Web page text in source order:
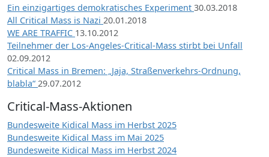
Ein einzigartiges demokratisches Experiment 30.03.2018
All Critical Mass is Nazi 20.01.2018
WE ARE TRAFFIC 13.10.2012
Teilnehmer der Los-Angeles-Critical-Mass stirbt bei Unfall
02.09.2012
Critical Mass in Bremen: „Jaja, Straßenverkehrs-Ordnung,
blabla“ 29.07.2012
Critical-Mass-Aktionen
Bundesweite Kidical Mass im Herbst 2025
Bundesweite Kidical Mass im Mai 2025
Bundesweite Kidical Mass im Herbst 2024